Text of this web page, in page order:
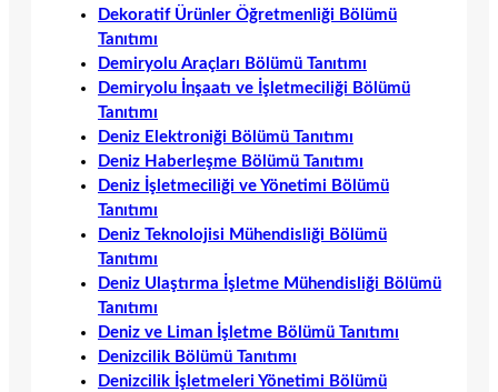
Dekoratif Ürünler Öğretmenliği Bölümü
Tanıtımı
Demiryolu Araçları Bölümü Tanıtımı
Demiryolu İnşaatı ve İşletmeciliği Bölümü
Tanıtımı
Deniz Elektroniği Bölümü Tanıtımı
Deniz Haberleşme Bölümü Tanıtımı
Deniz İşletmeciliği ve Yönetimi Bölümü
Tanıtımı
Deniz Teknolojisi Mühendisliği Bölümü
Tanıtımı
Deniz Ulaştırma İşletme Mühendisliği Bölümü
Tanıtımı
Deniz ve Liman İşletme Bölümü Tanıtımı
Denizcilik Bölümü Tanıtımı
Denizcilik İşletmeleri Yönetimi Bölümü